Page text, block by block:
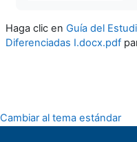
Haga clic en Guía del
Diferenciadas I.docx.pdf
Cambiar al tema estándar